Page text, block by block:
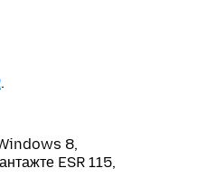
.
8,
ESR 115,